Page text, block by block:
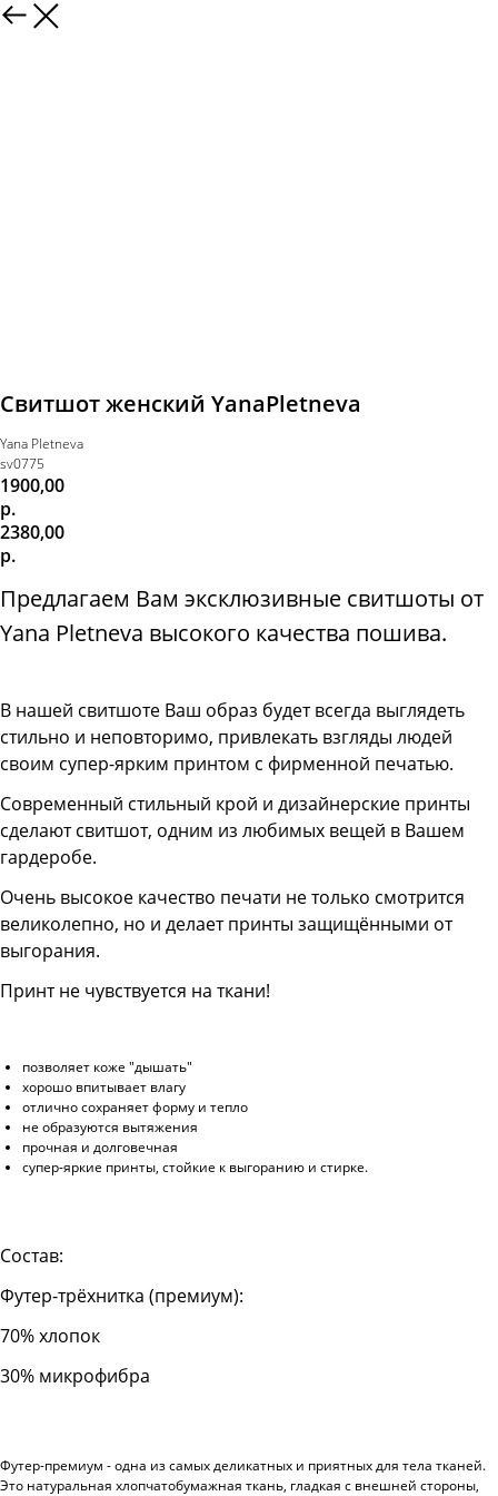
Свитшот женский YanaPletneva
Yana Pletneva
sv0775
1900,00
р.
2380,00
р.
Предлагаем Вам эксклюзивные свитшоты от
Yana Pletneva высокого качества пошива.
В нашей свитшоте Ваш образ будет всегда выглядеть
стильно и неповторимо, привлекать взгляды людей
своим супер-ярким принтом с фирменной печатью.
Современный стильный крой и дизайнерские принты
сделают свитшот, одним из любимых вещей в Вашем
гардеробе.
Очень высокое качество печати не только смотрится
великолепно, но и делает принты защищёнными от
выгорания.
Принт не чувствуется на ткани!
позволяет коже "дышать"
хорошо впитывает влагу
отлично сохраняет форму и тепло
не образуются вытяжения
прочная и долговечная
супер-яркие принты, стойкие к выгоранию и стирке.
Состав:
Футер-трёхнитка (премиум):
70% хлопок
30% микрофибра
Футер-премиум - одна из самых деликатных и приятных для тела тканей.
Это натуральная хлопчатобумажная ткань, гладкая с внешней стороны,